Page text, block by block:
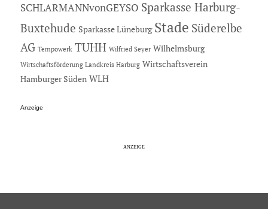
SCHLARMANNvonGEYSO Sparkasse Harburg-
Buxtehude Sparkasse Lüneburg Stade Süderelbe
AG Tempowerk TUHH Wilfried Seyer Wilhelmsburg
Wirtschaftsförderung Landkreis Harburg Wirtschaftsverein
Hamburger Süden WLH
Anzeige